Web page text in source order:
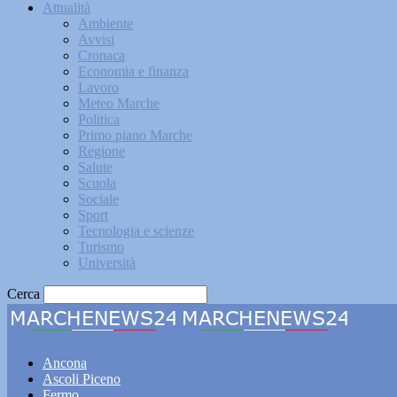
Attualità
Ambiente
Avvisi
Cronaca
Economia e finanza
Lavoro
Meteo Marche
Politica
Primo piano Marche
Regione
Salute
Scuola
Sociale
Sport
Tecnologia e scienze
Turismo
Università
Cerca
Ancona
Ascoli Piceno